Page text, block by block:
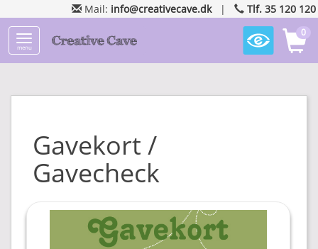
Mail: info@creativecave.dk| Tlf. 35 120 120
menu
0
Gavekort /
Gavecheck